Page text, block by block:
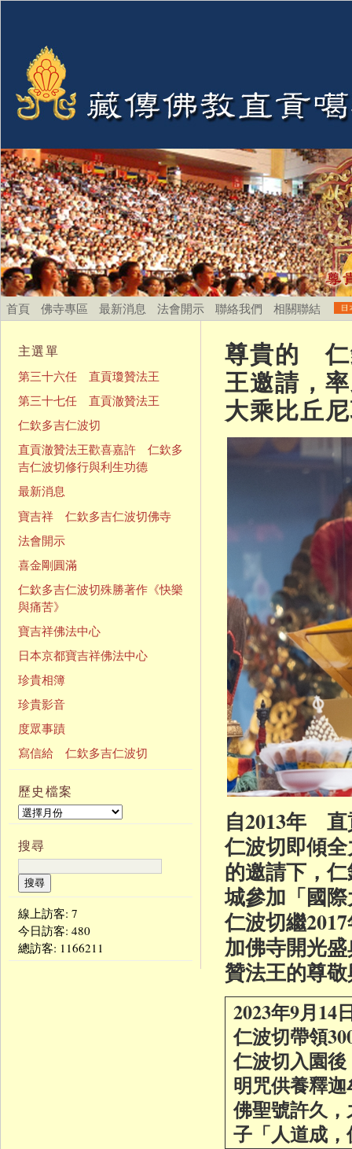
首頁 佛寺專區 最新消息 法會開示 聯絡我們 相關聯結
尊貴的 仁
王邀請，
大乘比丘
自2013年 直
仁波切即傾
的邀請下，
城參加「國
仁波切繼
加佛寺開光
贊法王的尊
2023年9月14
仁波切帶領
仁波切入園
明咒供養釋
佛聖號許久
子「人道成
主選單
第三十六任 直貢瓊贊法王
第三十七任 直貢澈贊法王
仁欽多吉仁波切
直貢澈贊法王歡喜嘉許 仁欽多
吉仁波切修行與利生功德
最新消息
寶吉祥 仁欽多吉仁波切佛寺
法會開示
喜金剛圓滿
仁欽多吉仁波切殊勝著作《快樂
與痛苦》
寶吉祥佛法中心
日本京都寶吉祥佛法中心
珍貴相簿
珍貴影音
度眾事蹟
寫信給 仁欽多吉仁波切
歷史檔案
搜尋
線上訪客: 7
今日訪客: 480
總訪客: 1166211